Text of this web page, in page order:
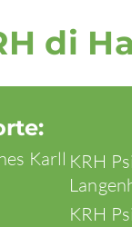
di
Karll KRH
KRH